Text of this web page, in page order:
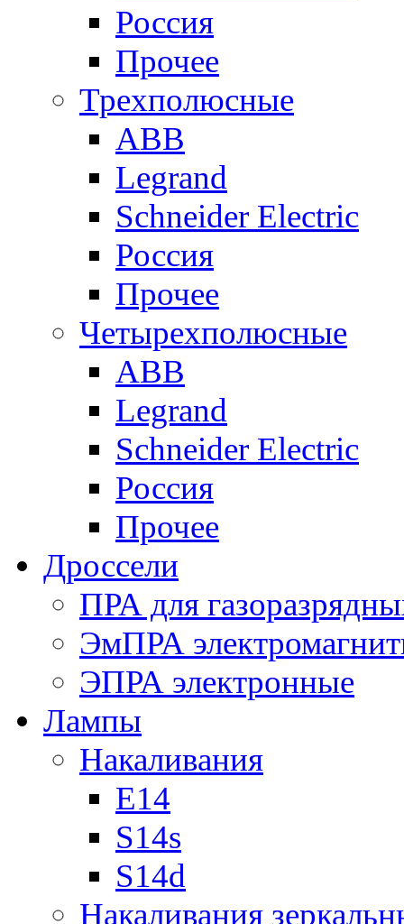
Россия
Прочее
Трехполюсные
ABB
Legrand
Schneider Electric
Россия
Прочее
Четырехполюсные
ABB
Legrand
Schneider Electric
Россия
Прочее
Дроссели
ПРА для
ЭмПРА
ЭПРА электронные
Лампы
Накаливания
Е14
S14s
S14d
Накаливания